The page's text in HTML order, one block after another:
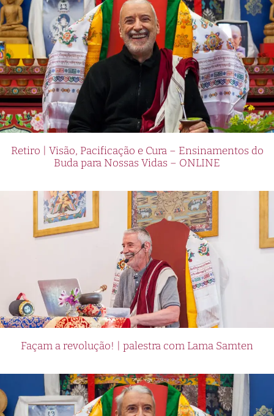
Retiro | Visão, Pacificação e Cura – Ensinamentos do
Buda para Nossas Vidas – ONLINE
Façam a revolução! | palestra com Lama Samten